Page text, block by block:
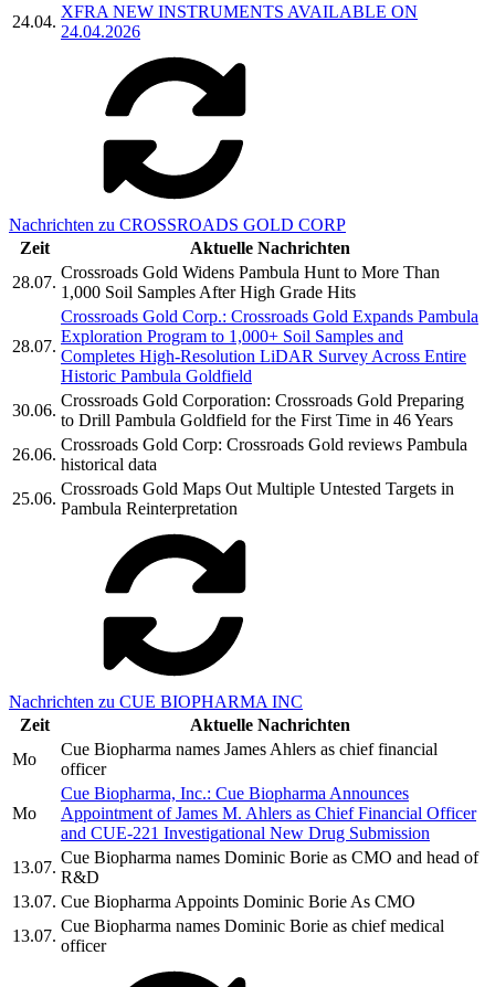
24.04.
XFRA NEW INSTRUMENTS AVAILABLE ON
24.04.2026
Nachrichten zu CROSSROADS GOLD CORP
Zeit
Aktuelle Nachrichten
28.07.
Crossroads Gold Widens Pambula Hunt to More Than
1,000 Soil Samples After High Grade Hits
28.07.
Crossroads Gold Corp.: Crossroads Gold Expands Pambula
Exploration Program to 1,000+ Soil Samples and
Completes High-Resolution LiDAR Survey Across Entire
Historic Pambula Goldfield
30.06.
Crossroads Gold Corporation: Crossroads Gold Preparing
to Drill Pambula Goldfield for the First Time in 46 Years
26.06.
Crossroads Gold Corp: Crossroads Gold reviews Pambula
historical data
25.06.
Crossroads Gold Maps Out Multiple Untested Targets in
Pambula Reinterpretation
Nachrichten zu CUE BIOPHARMA INC
Zeit
Aktuelle Nachrichten
Mo
Cue Biopharma names James Ahlers as chief financial
officer
Mo
Cue Biopharma, Inc.: Cue Biopharma Announces
Appointment of James M. Ahlers as Chief Financial Officer
and CUE-221 Investigational New Drug Submission
13.07.
Cue Biopharma names Dominic Borie as CMO and head of
R&D
13.07. Cue Biopharma Appoints Dominic Borie As CMO
13.07.
Cue Biopharma names Dominic Borie as chief medical
officer